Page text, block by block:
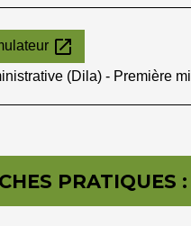
open_in_new
(Dila) - Première
PRATIQUES :